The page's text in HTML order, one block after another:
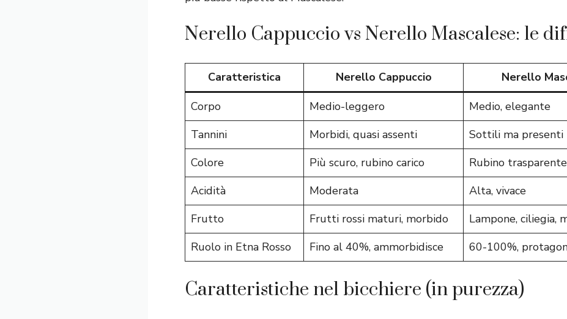
Nerello Cappuccio vs Nerello Mascalese: le
Caratteristica Nerello Cappuccio
Nerello
Corpo
Medio-leggero
Medio, elegante
Tannini
Morbidi, quasi assenti
Sottili ma presenti
Colore
Più scuro, rubino carico
Rubino
Acidità
Moderata
Alta, vivace
Frutto
Frutti rossi maturi, morbido
Lampone, ciliegia,
Ruolo in Etna Rosso
Fino al 40%, ammorbidisce 60-100%,
Caratteristiche nel bicchiere (in purezza)